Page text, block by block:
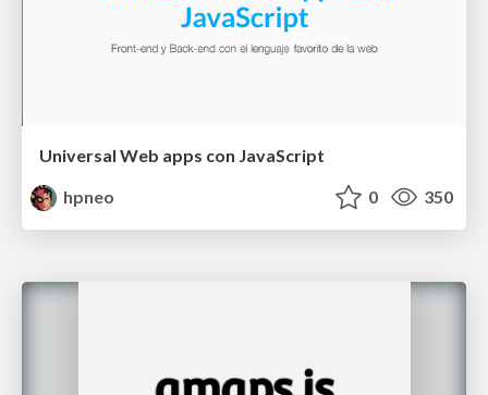
Universal Web apps con JavaScript
hpneo
0 350